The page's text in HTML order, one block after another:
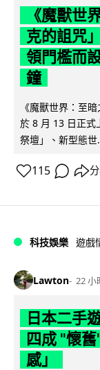
《魔獸世
克的詛咒
領門檻而
鐘
《魔獸世界：至
於 8 月 13 日正式
祭壇」、新型態世
115
科技娛樂 遊戲
Lawton 22 小
日本二手
四成 "懷
感」